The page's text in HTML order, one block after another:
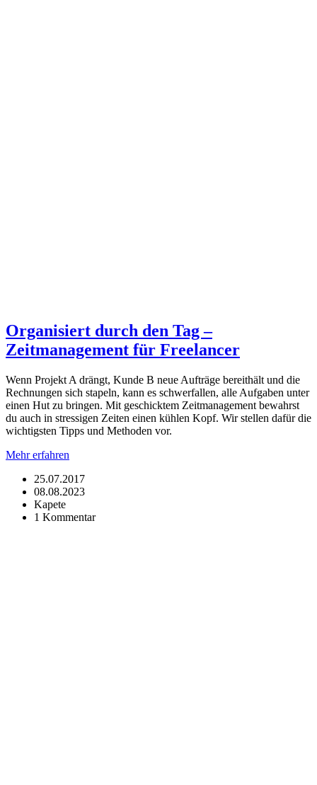
Organisiert durch den Tag –
Zeitmanagement für Freelancer
Wenn Projekt A drängt, Kunde B neue Aufträge bereithält und die
Rechnungen sich stapeln, kann es schwerfallen, alle Aufgaben unter
einen Hut zu bringen. Mit geschicktem Zeitmanagement bewahrst
du auch in stressigen Zeiten einen kühlen Kopf. Wir stellen dafür die
wichtigsten Tipps und Methoden vor.
Mehr erfahren
25.07.2017
08.08.2023
Kapete
1 Kommentar